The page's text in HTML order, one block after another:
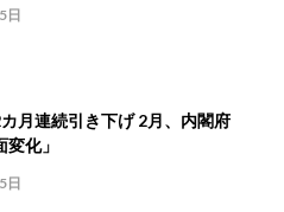
日
月連続引き下げ 2月、内閣府
変化」
日